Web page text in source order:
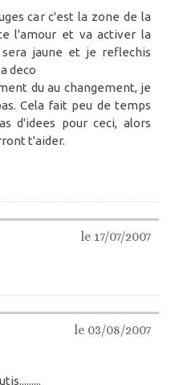
car c'est la zone de la
l'amour et va activer la
jaune et je reflechis
deco
du au changement, je
Cela fait peu de temps
d'idees pour ceci, alors
t'aider.
le 17/07/2007
le 03/08/2007